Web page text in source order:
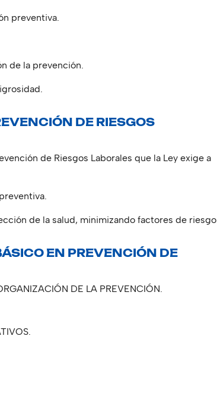
preventiva.
de la prevención.
DE RIESGOS
de Riesgos Laborales que la Ley exige a
de la salud, minimizando factores de riesgo.
EN PREVENCIÓN DE
DE LA PREVENCIÓN.